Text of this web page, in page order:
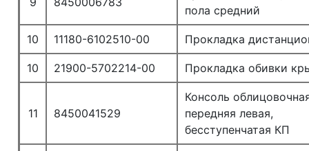
пола средний
10 11180-6102510-00 Прокладка
10 21900-5702214-00 Прокладка обивки
11 8450041529
Консоль
передняя левая,
бесступенчатая КП